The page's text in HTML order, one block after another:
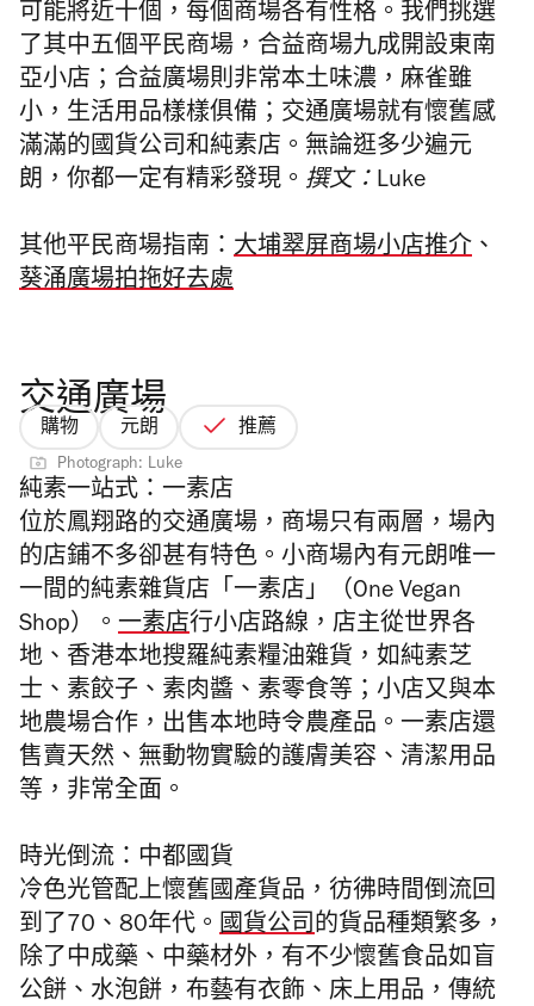
可能將近十個，每個商場各有性格。我們挑選
了其中五個平民商場，合益商場九成開設東南
亞小店；合益廣場則非常本土味濃，麻雀雖
小，生活用品樣樣俱備；交通廣場就有懷舊感
滿滿的國貨公司和純素店。無論逛多少遍元
朗，你都一定有精彩發現。 撰文：Luke
其他平民商場指南： 大埔翠屏商場小店推介 、
葵涌廣場拍拖好去處
交通廣場
購物 元朗 推薦
Photograph: Luke
純素一站式：一素店
位於鳳翔路的交通廣場，商場只有兩層，場內
的店鋪不多卻甚有特色。小商場內有元朗唯一
一間的純素雜貨店「一素店」（One Vegan
Shop）。 一素店行小店路線，店主從世界各
地、香港本地搜羅純素糧油雜貨，如純素芝
士、素餃子、素肉醬、素零食等；小店又與本
地農場合作，出售本地時令農產品。一素店還
售賣天然、無動物實驗的護膚美容、清潔用品
等，非常全面。
時光倒流：中都國貨
冷色光管配上懷舊國產貨品，彷彿時間倒流回
到了70、80年代。 國貨公司的貨品種類繁多，
除了中成藥、中藥材外，有不少懷舊食品如盲
公餅、水泡餅，布藝有衣飾、床上用品，傳統